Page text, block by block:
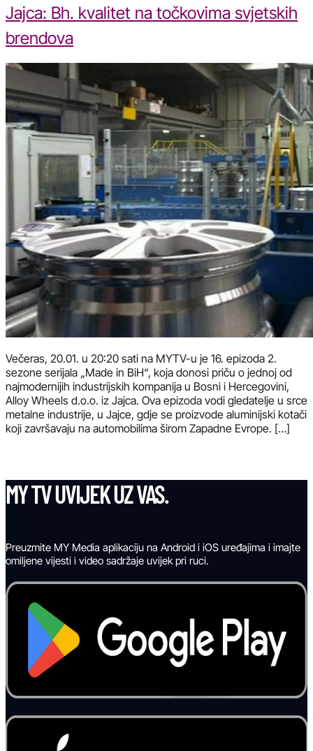
Jajca: Bh. kvalitet na točkovima svjetskih
brendova
Večeras, 20.01. u 20:20 sati na MYTV-u je 16. epizoda 2.
sezone serijala „Made in BiH“, koja donosi priču o jednoj od
najmodernijih industrijskih kompanija u Bosni i Hercegovini,
Alloy Wheels d.o.o. iz Jajca. Ova epizoda vodi gledatelje u srce
metalne industrije, u Jajce, gdje se proizvode aluminijski kotači
koji završavaju na automobilima širom Zapadne Evrope. […]
MY TV UVIJEK UZ VAS.
Preuzmite MY Media aplikaciju na Android i iOS uređajima i imajte
omiljene vijesti i video sadržaje uvijek pri ruci.